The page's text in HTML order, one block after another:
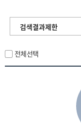
검색결과제한
전체선택